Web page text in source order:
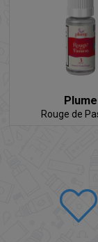
Plume
Rouge de